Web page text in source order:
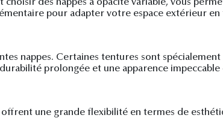
des nappes à opacité variable, vous
pour adapter votre espace extérieur
nappes. Certaines tentures sont
prolongée et une apparence
une grande flexibilité en termes de